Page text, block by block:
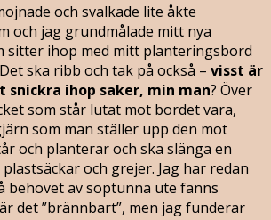
och svalkade lite åkte
och jag grundmålade mitt nya
sitter ihop med mitt planteringsbord
ska ribb och tak på också – visst är
snickra ihop saker, min man? Över
som står lutat mot bordet vara,
som man ställer upp den mot
och planterar och ska slänga en
och grejer. Jag har redan
behovet av soptunna ute fanns
det ”brännbart”, men jag funderar